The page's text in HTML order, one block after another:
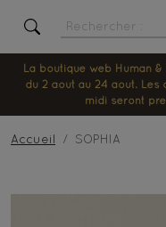
La boutique web Human
du 2 août au 24 août. Les
midi seront
Accueil SOPHIA